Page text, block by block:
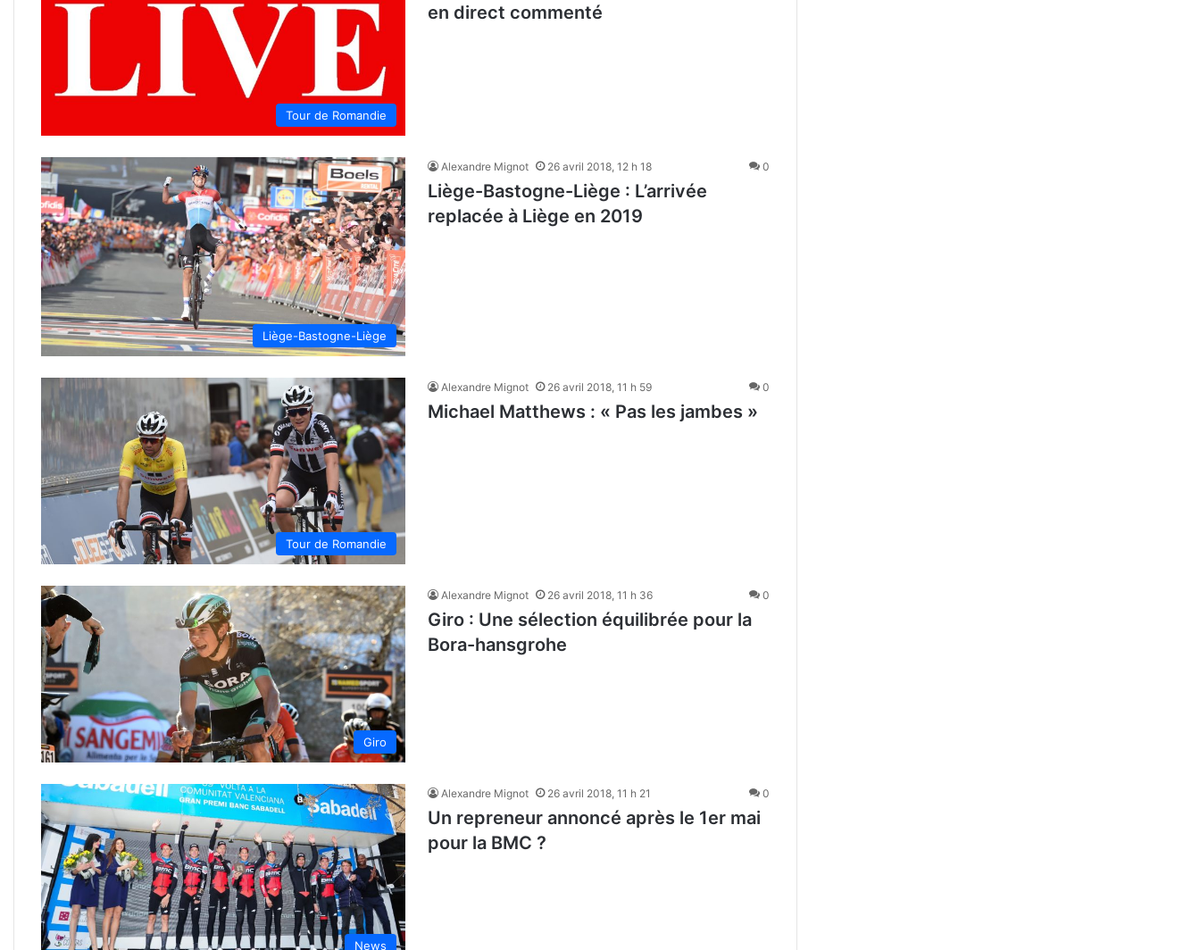
Tour de Romandie
en direct commenté
Liège-Bastogne-Liège
Alexandre Mignot 26 avril 2018, 12 h 18 0
Liège-Bastogne-Liège : L’arrivée
replacée à Liège en 2019
Tour de Romandie
Alexandre Mignot 26 avril 2018, 11 h 59 0
Michael Matthews : « Pas les jambes »
Giro
Alexandre Mignot 26 avril 2018, 11 h 36 0
Giro : Une sélection équilibrée pour la
Bora-hansgrohe
News
Alexandre Mignot 26 avril 2018, 11 h 21 0
Un repreneur annoncé après le 1er mai
pour la BMC ?